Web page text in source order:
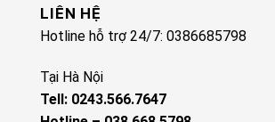
LIÊN HỆ
Hotline hỗ trợ 24/7: 0386685798
Tại Hà Nội
Tell: 0243.566.7647